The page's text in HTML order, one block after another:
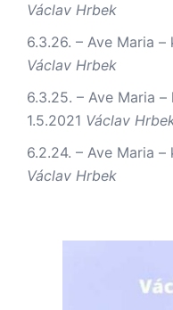
Václav Hrbek
6.3.26. – Ave Maria –
Václav Hrbek
6.3.25. – Ave Maria
1.5.2021 Václav
6.2.24. – Ave Maria –
Václav Hrbek